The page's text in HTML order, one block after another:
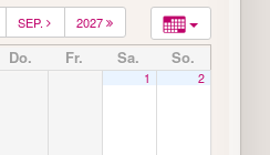
SEP. 2027
Do. Fr. Sa. So.
1 2